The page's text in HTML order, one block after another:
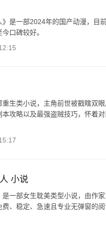
》是一部2024年的国产动漫，
口碑较好。
重生类小说，主角前世被戳瞎双
攻略以及最强盗贼技巧，怀着
小说
是一部女生耽美类型小说，由作
、稳定、急速且专业无弹窗的